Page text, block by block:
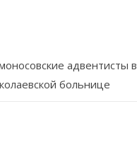
а
Посылать им
от
обретенной
адвентисты в
больнице